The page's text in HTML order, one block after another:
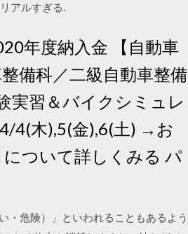
アルすぎる.
年度納入金 【自動車
備科／二級自動車整備
習＆バイクシミュレ
4(木),5(金),6(土) →お
ついて詳しくみる パ
・危険）」といわれることもあるよう